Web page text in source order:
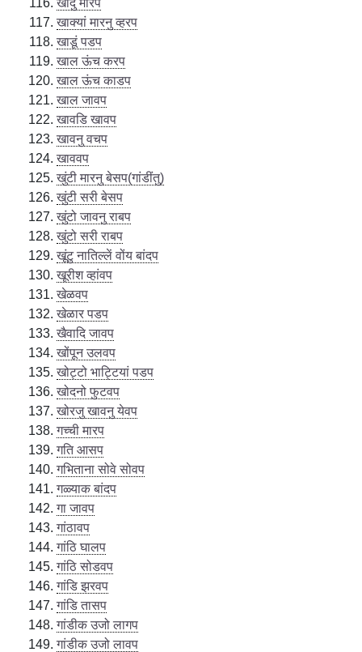
खाक्यां मारनु व्हरप
खाडूं पडप
खाल ऊंच करप
खाल ऊंच काडप
खाल जावप
खावडि खावप
खावनु वचप
खाववप
खुंटी मारनु बेसप(गांडींतु)
खुंटी सरी बेसप
खुंटो जावनु राबप
खुंटो सरी राबप
खूंटु नातिल्लें वोंय बांदप
खूरीश व्हांवप
खेळवप
खेळार पडप
खैवादि जावप
खोंपून उलवप
खोट्टो भाट्टियां पडप
खोदनो फुटवप
खोरजु खावनु येवप
गच्ची मारप
गति आसप
गभिताना सोवे सोवप
गळ्याक बांदप
गा जावप
गांठावप
गांठि घालप
गांठि सोडवप
गांडि झरवप
गांडि तासप
गांडीक उजो लागप
गांडीक उजो लावप